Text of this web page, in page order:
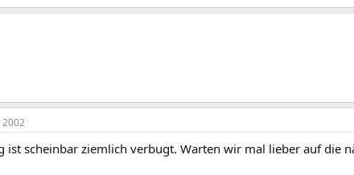
2002
ist scheinbar ziemlich verbugt. Warten wir mal lieber auf die